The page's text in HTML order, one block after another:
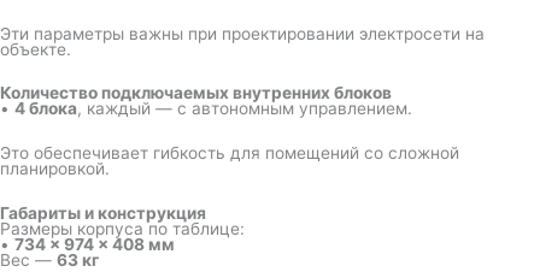
Эти параметры важны при проектировании электросети на
объекте.
Количество подключаемых внутренних блоков
• 4 блока, каждый — с автономным управлением.
Это обеспечивает гибкость для помещений со сложной
планировкой.
Габариты и конструкция
Размеры корпуса по таблице:
• 734 × 974 × 408 мм
Вес — 63 кг